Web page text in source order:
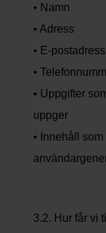
• Namn
• Adress
• E-postadress
•
• Uppgifter
uppger
• Innehåll
3.2. Hur får vi